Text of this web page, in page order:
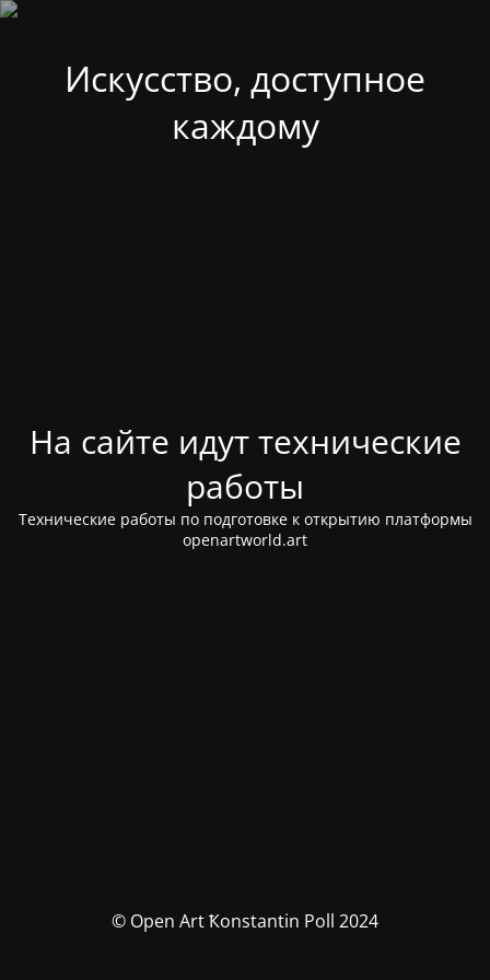
Искусство, доступное
каждому
На сайте идут технические
работы
Технические работы по подготовке к открытию платформы
openartworld.art
© Open Art Ҟonstantin Poll 2024